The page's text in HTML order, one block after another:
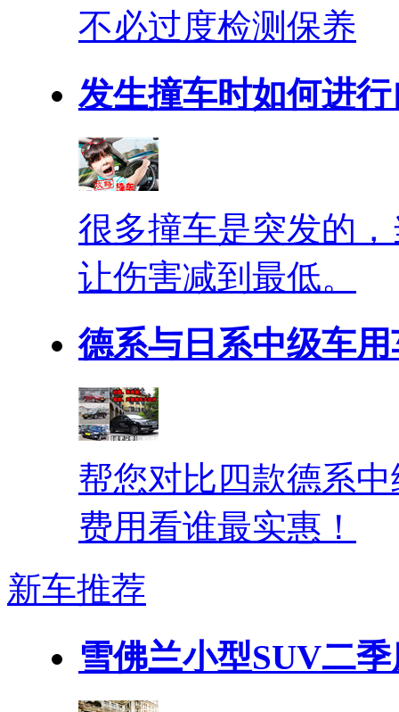
不必过度检测保养
发生撞车时如何进
很多撞车是突发的
让伤害减到最低。
德系与日系中级车
帮您对比四款德系
费用看谁最实惠！
新车推荐
雪佛兰小型SUV二